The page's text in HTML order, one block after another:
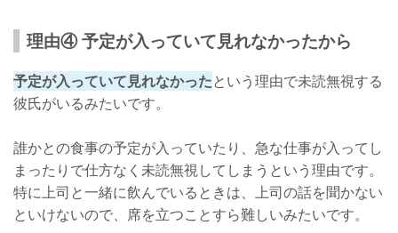
理由④ 予定が入っていて見れなかったから
予定が入っていて見れなかったという理由で未読無視する
彼氏がいるみたいです。
誰かとの食事の予定が入っていたり、急な仕事が入ってし
まったりで仕方なく未読無視してしまうという理由です。
特に上司と一緒に飲んでいるときは、上司の話を聞かない
といけないので、席を立つことすら難しいみたいです。